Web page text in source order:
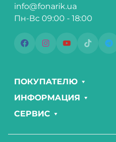
info@fonarik.ua
Пн-Вс 09:00 - 18:00
ПОКУПАТЕЛЮ
ИНФОРМАЦИЯ
СЕРВИС